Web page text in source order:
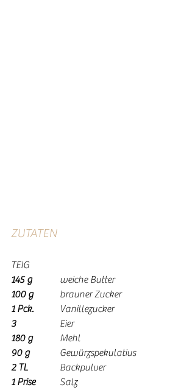
ZUTATEN
TEIG
145 g
weiche Butter
100 g
brauner Zucker
1 Pck.
Vanillezucker
	Eier
180 g
Mehl
	Gewürzspekulatius
2 TL
Backpulver
Salz